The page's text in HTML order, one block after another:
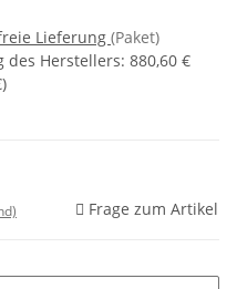
Lieferung (Paket)
des Herstellers: 880,60 €
)
Frage zum Artikel